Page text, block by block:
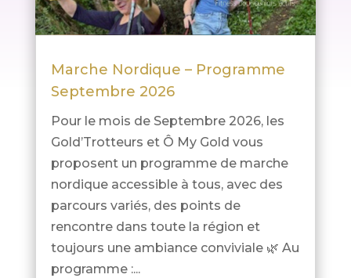
Marche Nordique – Programme
Septembre 2026
Pour le mois de Septembre 2026, les
Gold’Trotteurs et Ô My Gold vous
proposent un programme de marche
nordique accessible à tous, avec des
parcours variés, des points de
rencontre dans toute la région et
toujours une ambiance conviviale 🌿 Au
programme :...